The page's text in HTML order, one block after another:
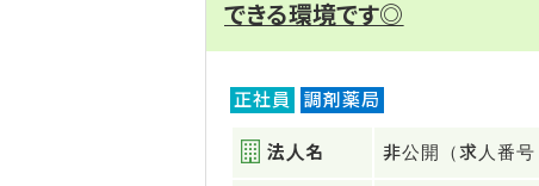
できる環境です◎
正社員 調剤薬局
法人名 非公開（求人番